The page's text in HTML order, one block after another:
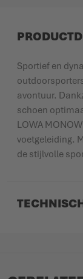
Sportief en
avontuur.
schoen
LOWA
voetgeleiding.
de stijlvolle